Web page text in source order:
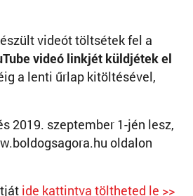
videót töltsétek fel a
videó linkjét küldjétek el
a lenti űrlap kitöltésével,
2019. szeptember 1-jén lesz,
oldalon
ide kattintva töltheted le >>